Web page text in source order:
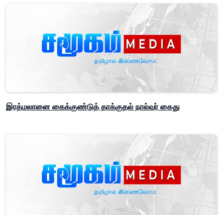
இரத்மலானை கைக்குண்டுத் தாக்குதல் நால்வர் கைது